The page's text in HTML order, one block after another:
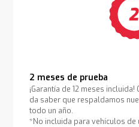
2 meses de prueba
¡Garantía de 12 meses
da saber que respaldamos
todo un año.
*No incluida para vehículos